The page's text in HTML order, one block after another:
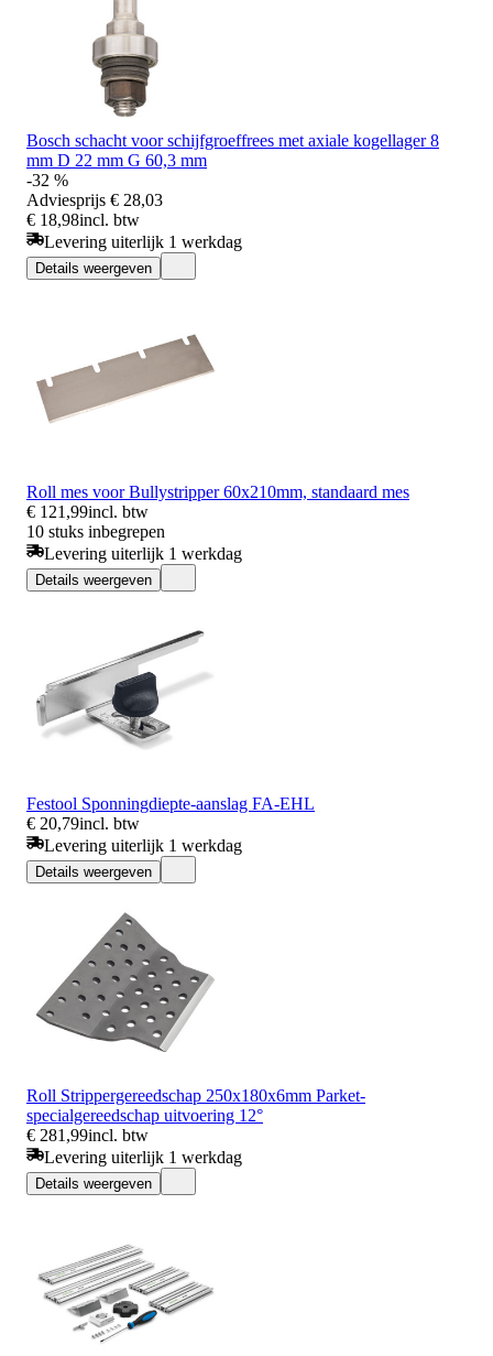
Bosch schacht voor schijfgroeffrees met axiale kogellager 8
mm D 22 mm G 60,3 mm
-32 %
Adviesprijs € 28,03
€ 18,98incl. btw
Levering uiterlijk 1 werkdag
Details weergeven
Roll mes voor Bullystripper 60x210mm, standaard mes
€ 121,99incl. btw
10 stuks inbegrepen
Levering uiterlijk 1 werkdag
Details weergeven
Festool Sponningdiepte-aanslag FA-EHL
€ 20,79incl. btw
Levering uiterlijk 1 werkdag
Details weergeven
Roll Strippergereedschap 250x180x6mm Parket-
specialgereedschap uitvoering 12°
€ 281,99incl. btw
Levering uiterlijk 1 werkdag
Details weergeven